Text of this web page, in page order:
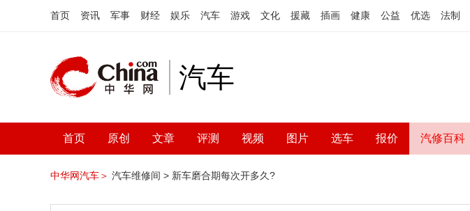
首页 资讯 军事 财经 娱乐 汽车 游戏 文化 援藏 插画 健康 公益 优选 法制
汽车
首页 原创 文章 评测 视频 图片 选车 报价 汽修百科
中华网汽车＞ 汽车维修间 > 新车磨合期每次开多久?